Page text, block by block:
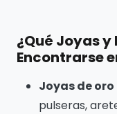
¿Qué Joyas y
Encontrarse
Joyas de oro
pulseras,